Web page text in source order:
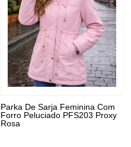
Parka De Sarja Feminina Com
Forro Peluciado PFS203 Proxy
Rosa